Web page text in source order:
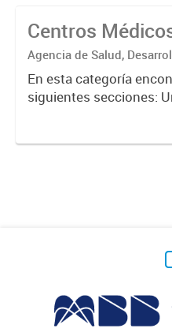
Centros
Agencia de Salud,
Ambiente y Hábitat
En esta categoría
siguientes secciones:
Respiratorios,